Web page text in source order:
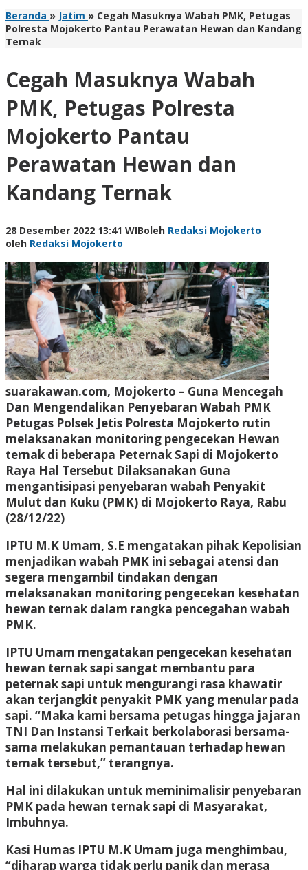
Beranda » Jatim » Cegah Masuknya Wabah PMK, Petugas
Polresta Mojokerto Pantau Perawatan Hewan dan Kandang
Ternak
Cegah Masuknya Wabah
PMK, Petugas Polresta
Mojokerto Pantau
Perawatan Hewan dan
Kandang Ternak
28 Desember 2022 13:41 WIBoleh Redaksi Mojokerto
oleh Redaksi Mojokerto
suarakawan.com, Mojokerto – Guna Mencegah
Dan Mengendalikan Penyebaran Wabah PMK
Petugas Polsek Jetis Polresta Mojokerto rutin
melaksanakan monitoring pengecekan Hewan
ternak di beberapa Peternak Sapi di Mojokerto
Raya Hal Tersebut Dilaksanakan Guna
mengantisipasi penyebaran wabah Penyakit
Mulut dan Kuku (PMK) di Mojokerto Raya, Rabu
(28/12/22)
IPTU M.K Umam, S.E mengatakan pihak Kepolisian
menjadikan wabah PMK ini sebagai atensi dan
segera mengambil tindakan dengan
melaksanakan monitoring pengecekan kesehatan
hewan ternak dalam rangka pencegahan wabah
PMK.
IPTU Umam mengatakan pengecekan kesehatan
hewan ternak sapi sangat membantu para
peternak sapi untuk mengurangi rasa khawatir
akan terjangkit penyakit PMK yang menular pada
sapi. “Maka kami bersama petugas hingga jajaran
TNI Dan Instansi Terkait berkolaborasi bersama-
sama melakukan pemantauan terhadap hewan
ternak tersebut,” terangnya.
Hal ini dilakukan untuk meminimalisir penyebaran
PMK pada hewan ternak sapi di Masyarakat,
Imbuhnya.
Kasi Humas IPTU M.K Umam juga menghimbau,
“diharap warga tidak perlu panik dan merasa